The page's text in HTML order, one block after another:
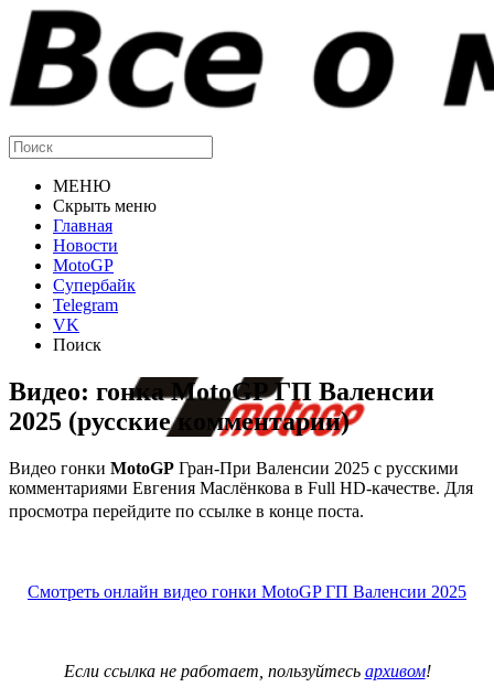
МЕНЮ
Скрыть меню
Главная
Новости
MotoGP
Супербайк
Telegram
VK
Поиск
Видео: гонка MotoGP ГП Валенсии
2025 (русские комментарии)
Видео гонки MotoGP Гран-При Валенсии 2025 с русскими
комментариями Евгения Маслёнкова в Full HD-качестве. Для
просмотра перейдите по ссылке в конце поста.
Смотреть онлайн видео гонки MotoGP ГП Валенсии 2025
Если ссылка не работает, пользуйтесь архивом!